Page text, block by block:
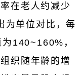
在老人约减少
为单位对比，每
140~160%，
织随年龄的增